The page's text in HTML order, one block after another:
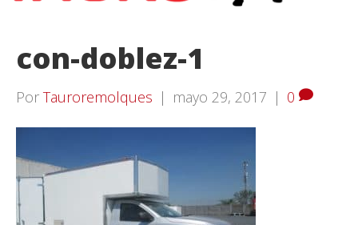
con-doblez-1
Por Tauroremolques | mayo 29, 2017 | 0